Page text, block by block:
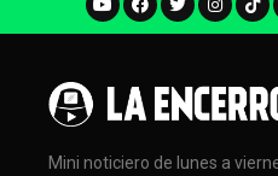
Mini noticiero de lunes a